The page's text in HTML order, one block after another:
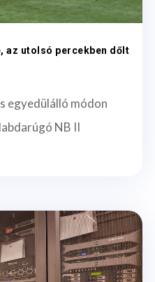
az utolsó percekben dőlt
egyedülálló módon
NB II